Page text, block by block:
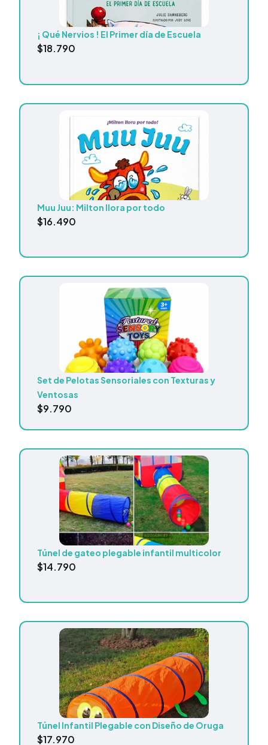
¡ Qué Nervios ! El Primer día de Escuela
$18.790
Muu Juu: Milton llora por todo
$16.490
Set de Pelotas Sensoriales con Texturas y
Ventosas
$9.790
Túnel de gateo plegable infantil multicolor
$14.790
Túnel Infantil Plegable con Diseño de Oruga
$17.970